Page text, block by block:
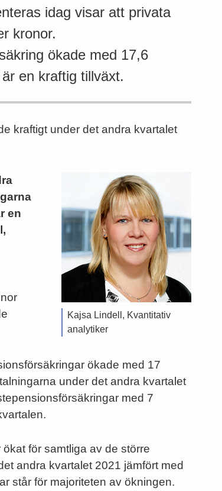
idag visar att privata
kronor.
ökade med 17,6
en kraftig tillväxt.
kraftigt under det andra kvartalet
Kajsa Lindell, Kvantitativ
analytiker
en
ökade med 17
under det andra kvartalet
med 7
för samtliga av de större
andra kvartalet 2021 jämfört med
står för majoriteten av ökningen.